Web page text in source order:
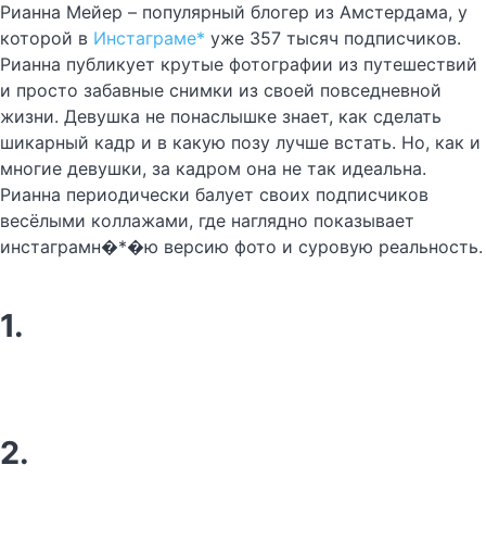
Рианна Мейер – популярный блогер из Амстердама, у
которой в Инстаграме* уже 357 тысяч подписчиков.
Рианна публикует крутые фотографии из путешествий
и просто забавные снимки из своей повседневной
жизни. Девушка не понаслышке знает, как сделать
шикарный кадр и в какую позу лучше встать. Но, как и
многие девушки, за кадром она не так идеальна.
Рианна периодически балует своих подписчиков
весёлыми коллажами, где наглядно показывает
инстаграмн�*�ю версию фото и суровую реальность.
1.
2.